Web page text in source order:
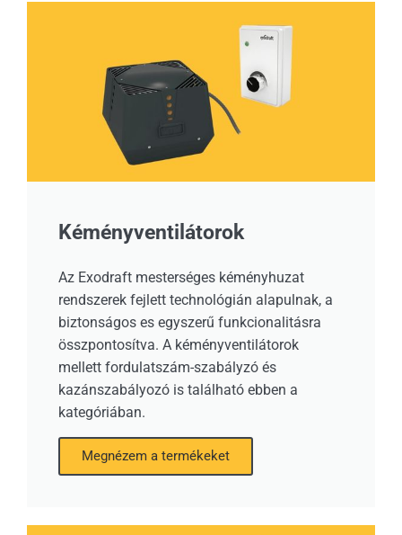
Kéményventilátorok
Az Exodraft mesterséges kéményhuzat
rendszerek fejlett technológián alapulnak, a
biztonságos es egyszerű funkcionalitásra
összpontosítva. A kéményventilátorok
mellett fordulatszám-szabályzó és
kazánszabályozó is található ebben a
kategóriában.
Megnézem a termékeket